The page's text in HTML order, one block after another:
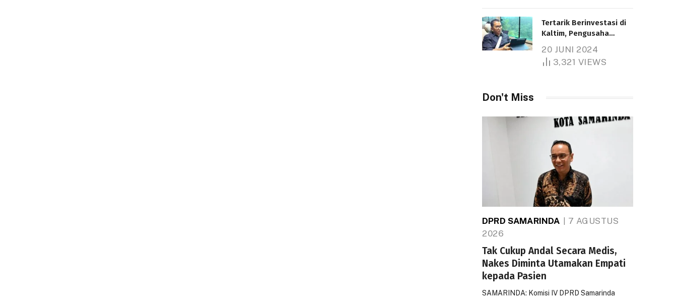
Tertarik Berinvestasi di
Kaltim, Pengusaha
1.000 Hektare
20 JUNI 2024
3,321 VIEWS
Don't Miss
DPRD SAMARINDA
7 AGUSTUS
2026
Tak Cukup Andal Secara Medis,
Nakes Diminta Utamakan Empati
kepada Pasien
SAMARINDA: Komisi IV DPRD Samarinda